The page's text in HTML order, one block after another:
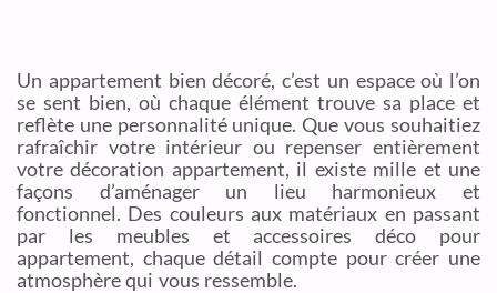
Un appartement bien décoré, c’est un espace où l’on
se sent bien, où chaque élément trouve sa place et
reflète une personnalité unique. Que vous souhaitiez
rafraîchir votre intérieur ou repenser entièrement
votre décoration appartement, il existe mille et une
façons d’aménager un lieu harmonieux et
fonctionnel. Des couleurs aux matériaux en passant
par les meubles et accessoires déco pour
appartement, chaque détail compte pour créer une
atmosphère qui vous ressemble.